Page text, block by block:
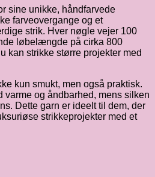
sine unikke, håndfarvede
farveovergange og et
strik. Hver nøgle vejer 100
løbelængde på cirka 800
kan strikke større projekter med
kun smukt, men også praktisk.
varme og åndbarhed, mens silken
Dette garn er ideelt til dem, der
strikkeprojekter med et